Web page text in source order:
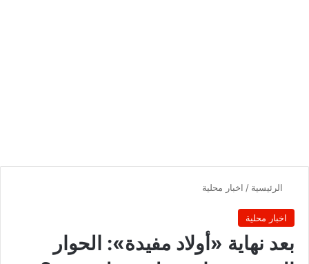
الرئيسية / اخبار محلية
اخبار محلية
بعد نهاية «أولاد مفيدة»: الحوار